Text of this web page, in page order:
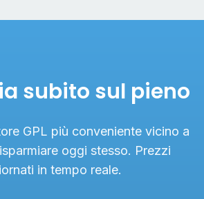
subito sul pieno
GPL più conveniente vicino a
oggi stesso. Prezzi
in tempo reale.